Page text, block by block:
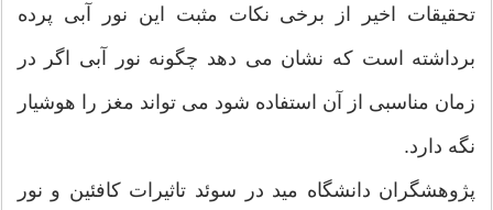
تحقیقات اخیر از برخی نکات مثبت این نور آبی پرده
برداشته است که نشان می دهد چگونه نور آبی اگر در
زمان مناسبی از آن استفاده شود می تواند مغز را هوشیار
نگه دارد.
پژوهشگران دانشگاه مید در سوئد تاثیرات کافئین و نور